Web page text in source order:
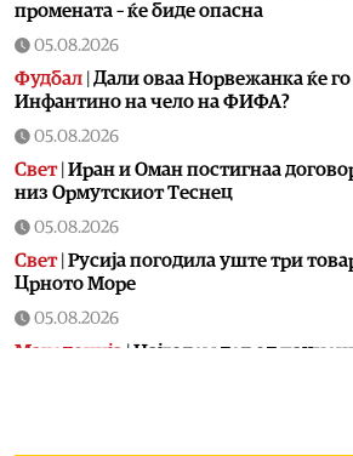
промената – ќе биде опасна
05.08.2026
Фудбал Дали оваа Норвежанка ќе
Инфантино на чело на ФИФА?
05.08.2026
Свет| Иран и Оман постигнаа
низ Ормутскиот Теснец
05.08.2026
Свет| Русија погодила уште три
Црното Море
05.08.2026
Македонија |Најголем дел од